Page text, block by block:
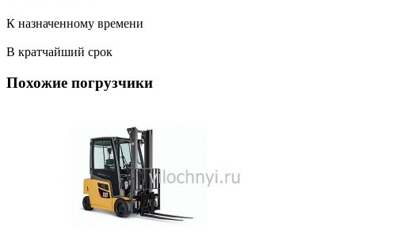
К назначенному времени
В кратчайший срок
Похожие погрузчики